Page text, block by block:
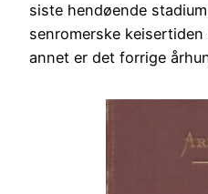
siste hendøende
senromerske
annet er det forrige